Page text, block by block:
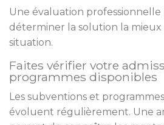
Une évaluation
déterminer la solution la mieux
situation.
Faites vérifier votre
programmes disponibles
Les subventions et
évoluent régulièrement. Une